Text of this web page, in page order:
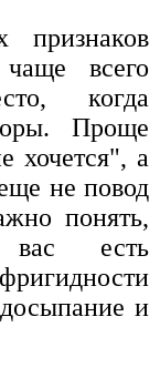
признаков
всего
когда
Проще
хочется", а
не повод
понять,
есть
и